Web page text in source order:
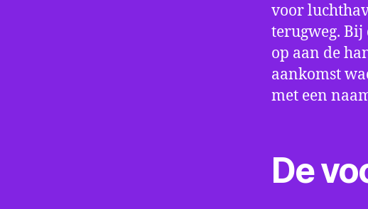
voor
terugweg.
op aan de
aankomst
met een
De